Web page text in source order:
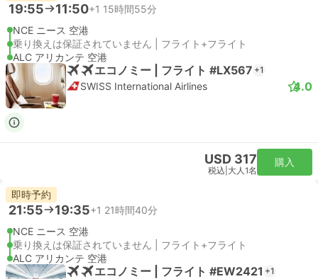
19:55 11:50+1 15時間55分
NCE ニース 空港
乗り換えは保証されていません | フライト+フライト
ALC アリカンテ 空港
エコノミー | フライト #LX567 +1
SWISS International Airlines 4.0
USD 317
税込 大人1名
購入
即時予約
21:55 19:35+1 21時間40分
NCE ニース 空港
乗り換えは保証されていません | フライト+フライト
ALC アリカンテ 空港
エコノミー | フライト #EW2421 +1